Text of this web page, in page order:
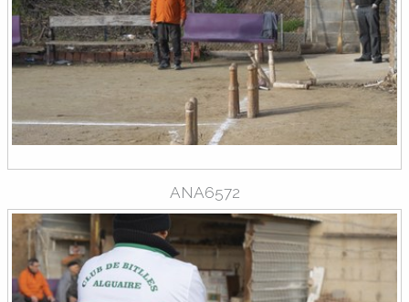
ANA6572